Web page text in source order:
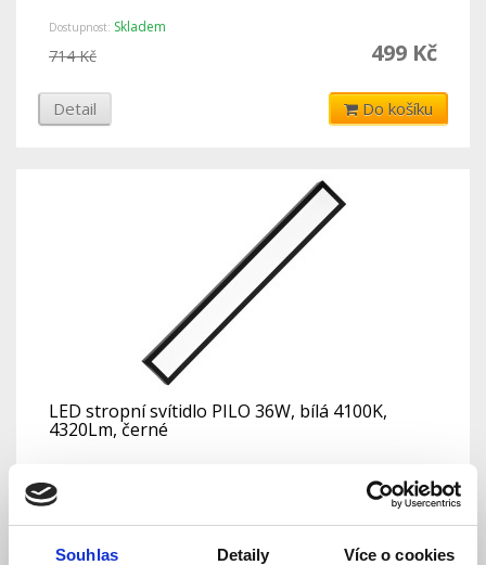
Souhlas Detaily Více o cookies
Dostupnost: Skladem
499 Kč
714 Kč
Detail Do košíku
LED stropní svítidlo PILO 36W, bílá 4100K,
4320Lm, černé
699 Kč
1 077 Kč
Detail Do košíku